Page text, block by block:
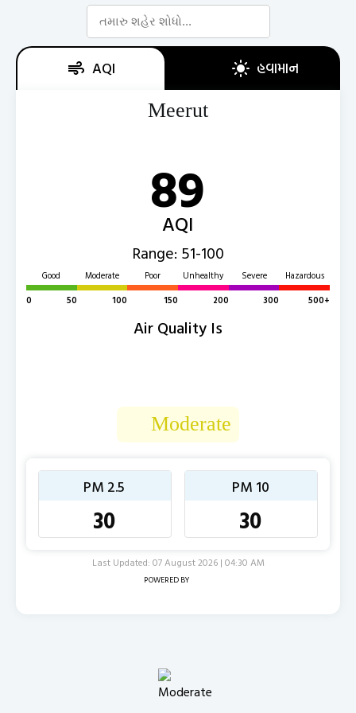
AQI હવામાન
Meerut
89
AQI
Range: 51-100
Good
0
50
Moderate
100
Poor
150
Unhealthy
200
Severe
300
Hazardous
500+
Air Quality Is
Moderate
PM 2.5
30
PM 10
30
Last Updated: 07 August 2026 | 04:30 AM
POWERED BY